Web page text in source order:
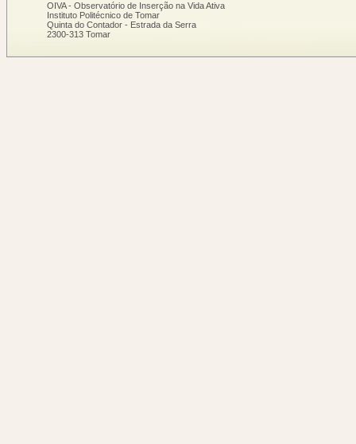
OIVA - Observatório de Inserção na Vida Ativa
Instituto Politécnico de Tomar
Quinta do Contador - Estrada da Serra
2300-313 Tomar